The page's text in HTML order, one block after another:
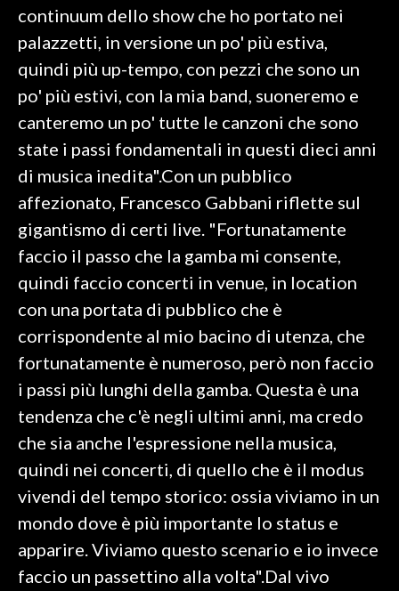
SARDEGNA TURISMO
#CARAUNIONE
3 MINUTI CON
INSULARITÀ
INFO AZIENDE
ABBONATI
ANNUNCI
NECROLOGI
PUBBLICITÀ
SPIAGGE
STORE
continuum dello show che ho portato nei
palazzetti, in versione un po' più estiva,
quindi più up-tempo, con pezzi che sono un
po' più estivi, con la mia band, suoneremo e
canteremo un po' tutte le canzoni che sono
state i passi fondamentali in questi dieci anni
di musica inedita".Con un pubblico
affezionato, Francesco Gabbani riflette sul
gigantismo di certi live. "Fortunatamente
faccio il passo che la gamba mi consente,
quindi faccio concerti in venue, in location
con una portata di pubblico che è
corrispondente al mio bacino di utenza, che
fortunatamente è numeroso, però non faccio
i passi più lunghi della gamba. Questa è una
tendenza che c'è negli ultimi anni, ma credo
che sia anche l'espressione nella musica,
quindi nei concerti, di quello che è il modus
vivendi del tempo storico: ossia viviamo in un
mondo dove è più importante lo status e
apparire. Viviamo questo scenario e io invece
faccio un passettino alla volta".Dal vivo